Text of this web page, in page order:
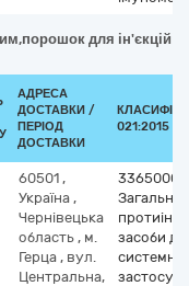
для ін'єкцій
АДРЕСА
ДОСТАВКИ /
ПЕРІОД
ДОСТАВКИ
021:2015
60501 ,
Україна ,
Чернівецька
область , м.
Герца , вул.
Центральна,
Загальні
засоби